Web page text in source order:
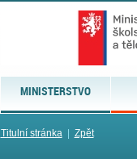
MINISTERSTVO
Titulní stránka| Zpět